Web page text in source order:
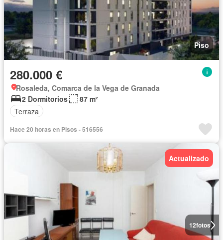
Piso
280.000 €
Rosaleda, Comarca de la Vega de Granada
2 Dormitorios
87 m²
Terraza
Hace 20 horas en Pisos - 516556
12fotos
Actualizado